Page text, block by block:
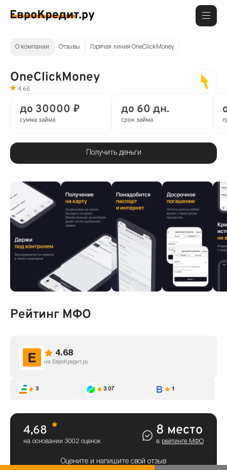
О компании Отзывы Горячая линия OneClickMoney
OneClickMoney
4.68
до 30000 ₽
сумма займа
до 60 дн.
срок займа
Получить деньги
Рейтинг МФО
4.68
на ЕвроКредит.ру
3 3.07 1
4,68
на основании 3002 оценок
8 место
в рейтинге МФО
Оцените и напишите свой отзыв